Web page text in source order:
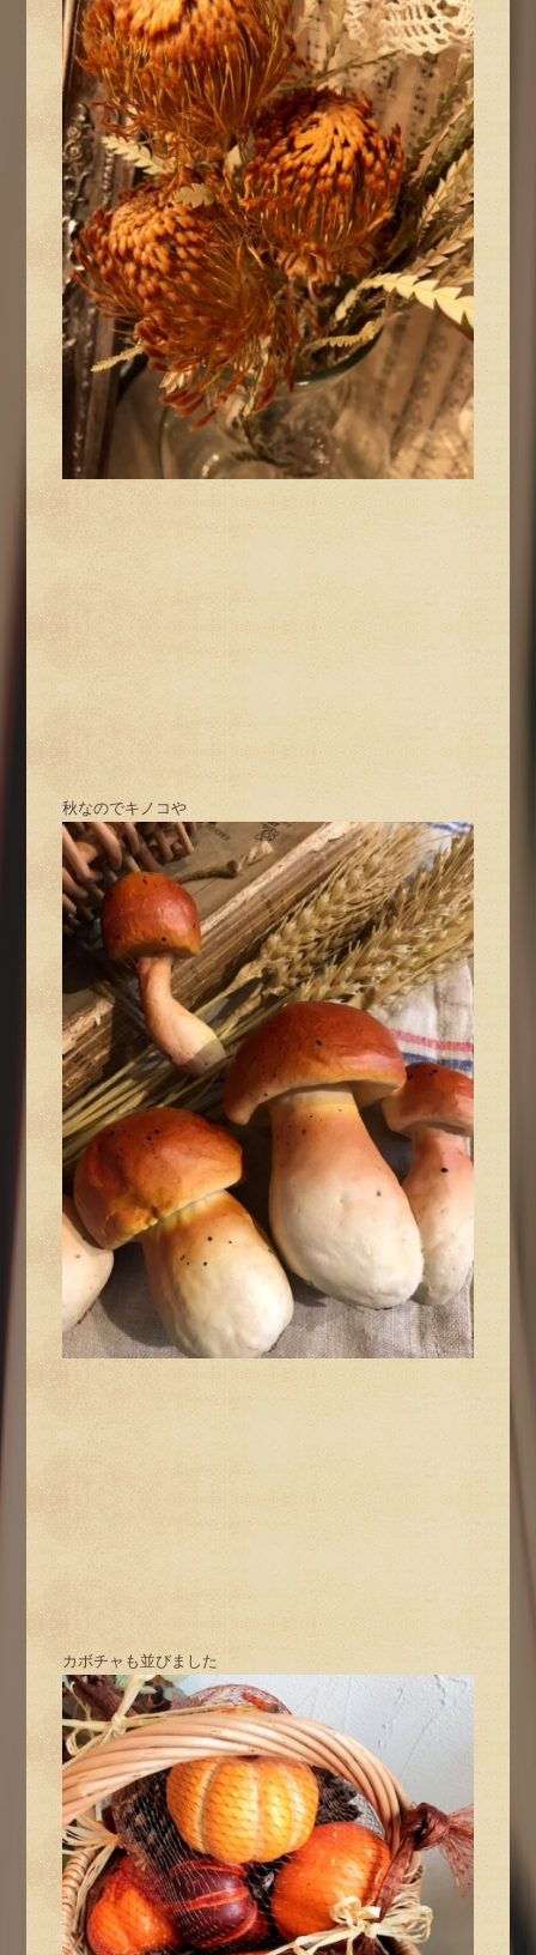
秋なのでキノコや
カボチャも並びました